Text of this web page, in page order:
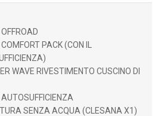
PACK (CON IL
WAVE RIVESTIMENTO CUSCINO DI
SENZA ACQUA (CLESANA X1)